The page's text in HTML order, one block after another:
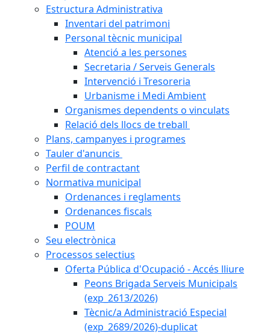
Estructura Administrativa
Inventari del patrimoni
Personal tècnic municipal
Atenció a les persones
Secretaria / Serveis Generals
Intervenció i Tresoreria
Urbanisme i Medi Ambient
Organismes dependents o vinculats
Relació dels llocs de treball
Plans, campanyes i programes
Tauler d'anuncis
Perfil de contractant
Normativa municipal
Ordenances i reglaments
Ordenances fiscals
POUM
Seu electrònica
Processos selectius
Oferta Pública d'Ocupació - Accés lliure
Peons Brigada Serveis Municipals
(exp_2613/2026)
Tècnic/a Administració Especial
(exp_2689/2026)-duplicat